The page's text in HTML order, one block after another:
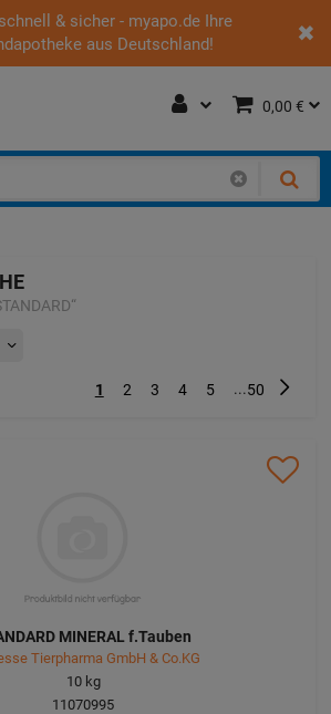
& sicher - myapo.de Ihre
aus Deutschland!
0,00 €
“
1 2 3 4 5 ...50
MINERAL f.Tauben
Tierpharma GmbH & Co.KG
10kg
11070995